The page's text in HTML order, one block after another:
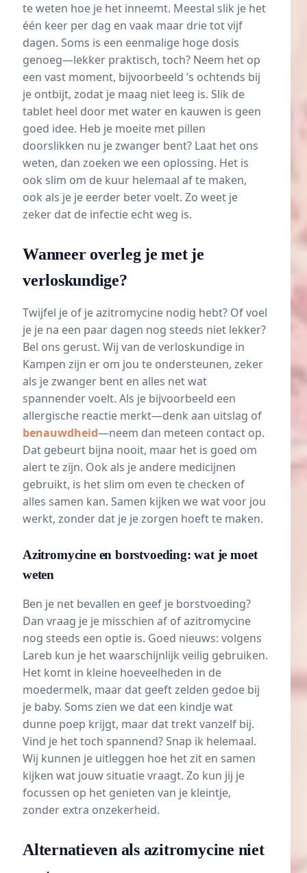
te weten hoe je het inneemt. Meestal slik je het
één keer per dag en vaak maar drie tot vijf
dagen. Soms is een eenmalige hoge dosis
genoeg—lekker praktisch, toch? Neem het op
een vast moment, bijvoorbeeld ’s ochtends bij
je ontbijt, zodat je maag niet leeg is. Slik de
tablet heel door met water en kauwen is geen
goed idee. Heb je moeite met pillen
doorslikken nu je zwanger bent? Laat het ons
weten, dan zoeken we een oplossing. Het is
ook slim om de kuur helemaal af te maken,
ook als je je eerder beter voelt. Zo weet je
zeker dat de infectie echt weg is.
Wanneer overleg je met je
verloskundige?
Twijfel je of je azitromycine nodig hebt? Of voel
je je na een paar dagen nog steeds niet lekker?
Bel ons gerust. Wij van de verloskundige in
Kampen zijn er om jou te ondersteunen, zeker
als je zwanger bent en alles net wat
spannender voelt. Als je bijvoorbeeld een
allergische reactie merkt—denk aan uitslag of
benauwdheid—neem dan meteen contact op.
Dat gebeurt bijna nooit, maar het is goed om
alert te zijn. Ook als je andere medicijnen
gebruikt, is het slim om even te checken of
alles samen kan. Samen kijken we wat voor jou
werkt, zonder dat je je zorgen hoeft te maken.
Azitromycine en borstvoeding: wat je moet
weten
Ben je net bevallen en geef je borstvoeding?
Dan vraag je je misschien af of azitromycine
nog steeds een optie is. Goed nieuws: volgens
Lareb kun je het waarschijnlijk veilig gebruiken.
Het komt in kleine hoeveelheden in de
moedermelk, maar dat geeft zelden gedoe bij
je baby. Soms zien we dat een kindje wat
dunne poep krijgt, maar dat trekt vanzelf bij.
Vind je het toch spannend? Snap ik helemaal.
Wij kunnen je uitleggen hoe het zit en samen
kijken wat jouw situatie vraagt. Zo kun jij je
focussen op het genieten van je kleintje,
zonder extra onzekerheid.
Alternatieven als azitromycine niet